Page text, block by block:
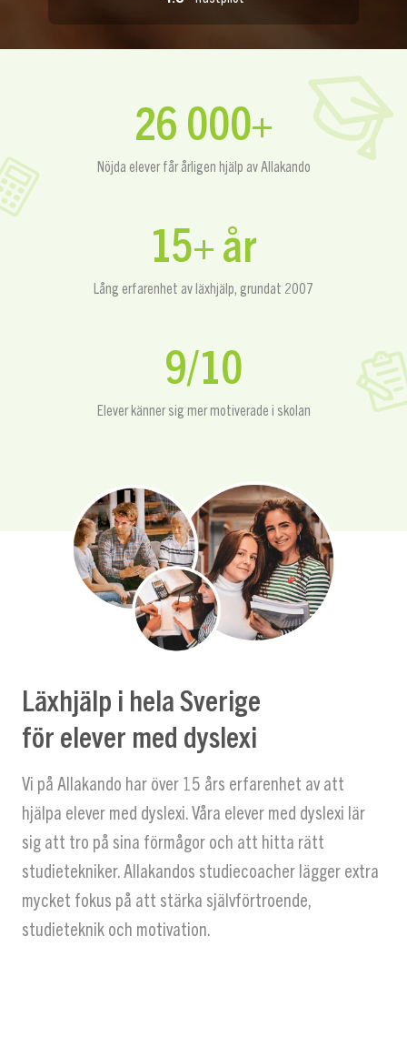
26 000+
Nöjda elever får årligen hjälp av Allakando
15+ år
Lång erfarenhet av läxhjälp, grundat 2007
9/10
Elever känner sig mer motiverade i skolan
Läxhjälp i hela Sverige
för elever med dyslexi
Vi på Allakando har över 15 års erfarenhet av att
hjälpa elever med dyslexi. Våra elever med dyslexi lär
sig att tro på sina förmågor och att hitta rätt
studietekniker. Allakandos studiecoacher lägger extra
mycket fokus på att stärka självförtroende,
studieteknik och motivation.